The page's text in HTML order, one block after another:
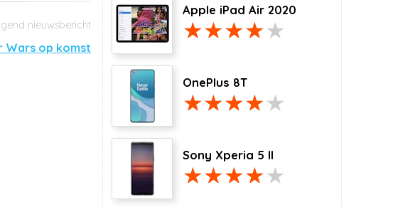
Wars op komst
Apple iPad Air 2020
OnePlus 8T
Sony Xperia 5 II